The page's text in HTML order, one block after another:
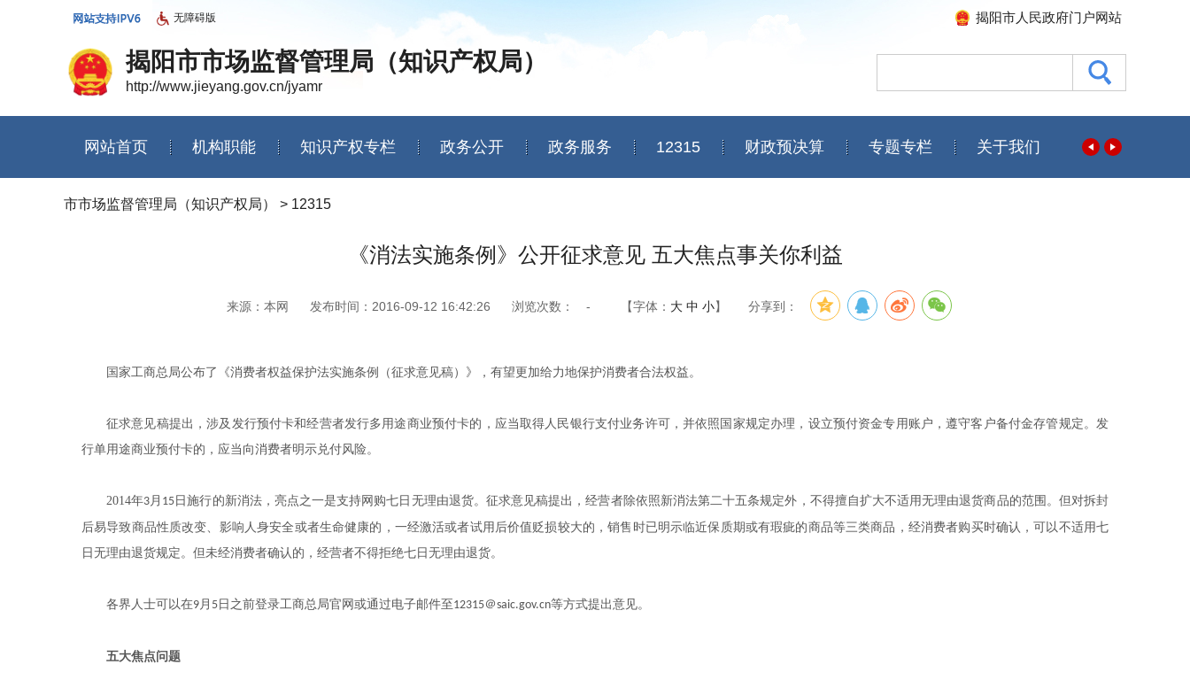
无障碍版 揭阳市人民政府门户网站
揭阳市市场监督管理局（知识产权局）
http://www.jieyang.gov.cn/jyamr
网站首页 机构职能 知识产权专栏 政务公开 政务服务 12315 财政预决算 专题专栏 关于我们
市市场监督管理局（知识产权局） > 12315
《消法实施条例》公开征求意见 五大焦点事关你利益
来源：本网 发布时间：2016-09-12 16:42:26 浏览次数： - 【字体： 大 中 小】 分享到：
国家工商总局公布了《消费者权益保护法实施条例（征求意见稿）》，有望更加给力地保护消费者合法权益。
征求意见稿提出，涉及发行预付卡和经营者发行多用途商业预付卡的，应当取得人民银行支付业务许可，并依照国家规定办理，设立预付资金专用账户，遵守客户备付金存管规定。发
行单用途商业预付卡的，应当向消费者明示兑付风险。
2014年3月 15 日施行的新消法，亮点之一是支持网购七日无理由退货。征求意见稿提出，经营者除依照新消法第二十五条规定外，不得擅自扩大不适用无理由退货商品的范围。但对拆封
后易导致商品性质改变、影响人身安全或者生命健康的，一经激活或者试用后价值贬损较大的，销售时已明示临近保质期或有瑕疵的商品等三类商品，经消费者购买时确认，可以不适用七
日无理由退货规定。但未经消费者确认的，经营者不得拒绝七日无理由退货。
各界人士可以在9月 5 日之前登录工商总局官网或通过电子邮件至 12315＠saic.gov.cn等方式提出意见。
五大焦点问题